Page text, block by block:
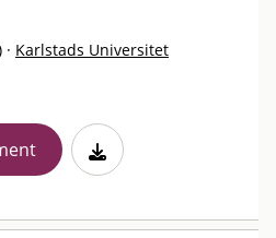
· Karlstads Universitet